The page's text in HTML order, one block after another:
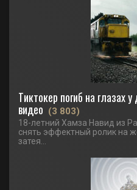
Тиктокер погиб на глазах
видео (3 803)
18-летний Хамза Навид из
снять эффектный ролик на
затея...